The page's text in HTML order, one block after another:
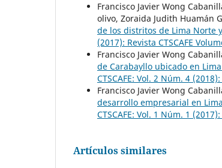
Francisco Javier Wong
olivo, Zoraida Judith Huamán
de los distritos de Lima Norte
(2017): Revista CTSCAFE
Francisco Javier Wong
de Carabayllo ubicado en
CTSCAFE: Vol. 2 Núm. 4
Francisco Javier Wong
desarrollo empresarial en
CTSCAFE: Vol. 1 Núm. 1
Artículos similares